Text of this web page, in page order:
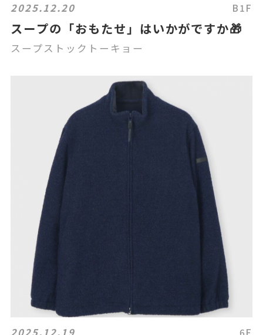
2025.12.20 B1F
スープの「おもたせ」はいかがですか🎁
スープストックトーキョー
2025.12.19 6F